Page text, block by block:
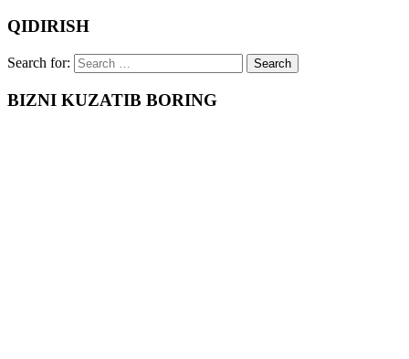
QIDIRISH
Search for:
BIZNI KUZATIB BORING